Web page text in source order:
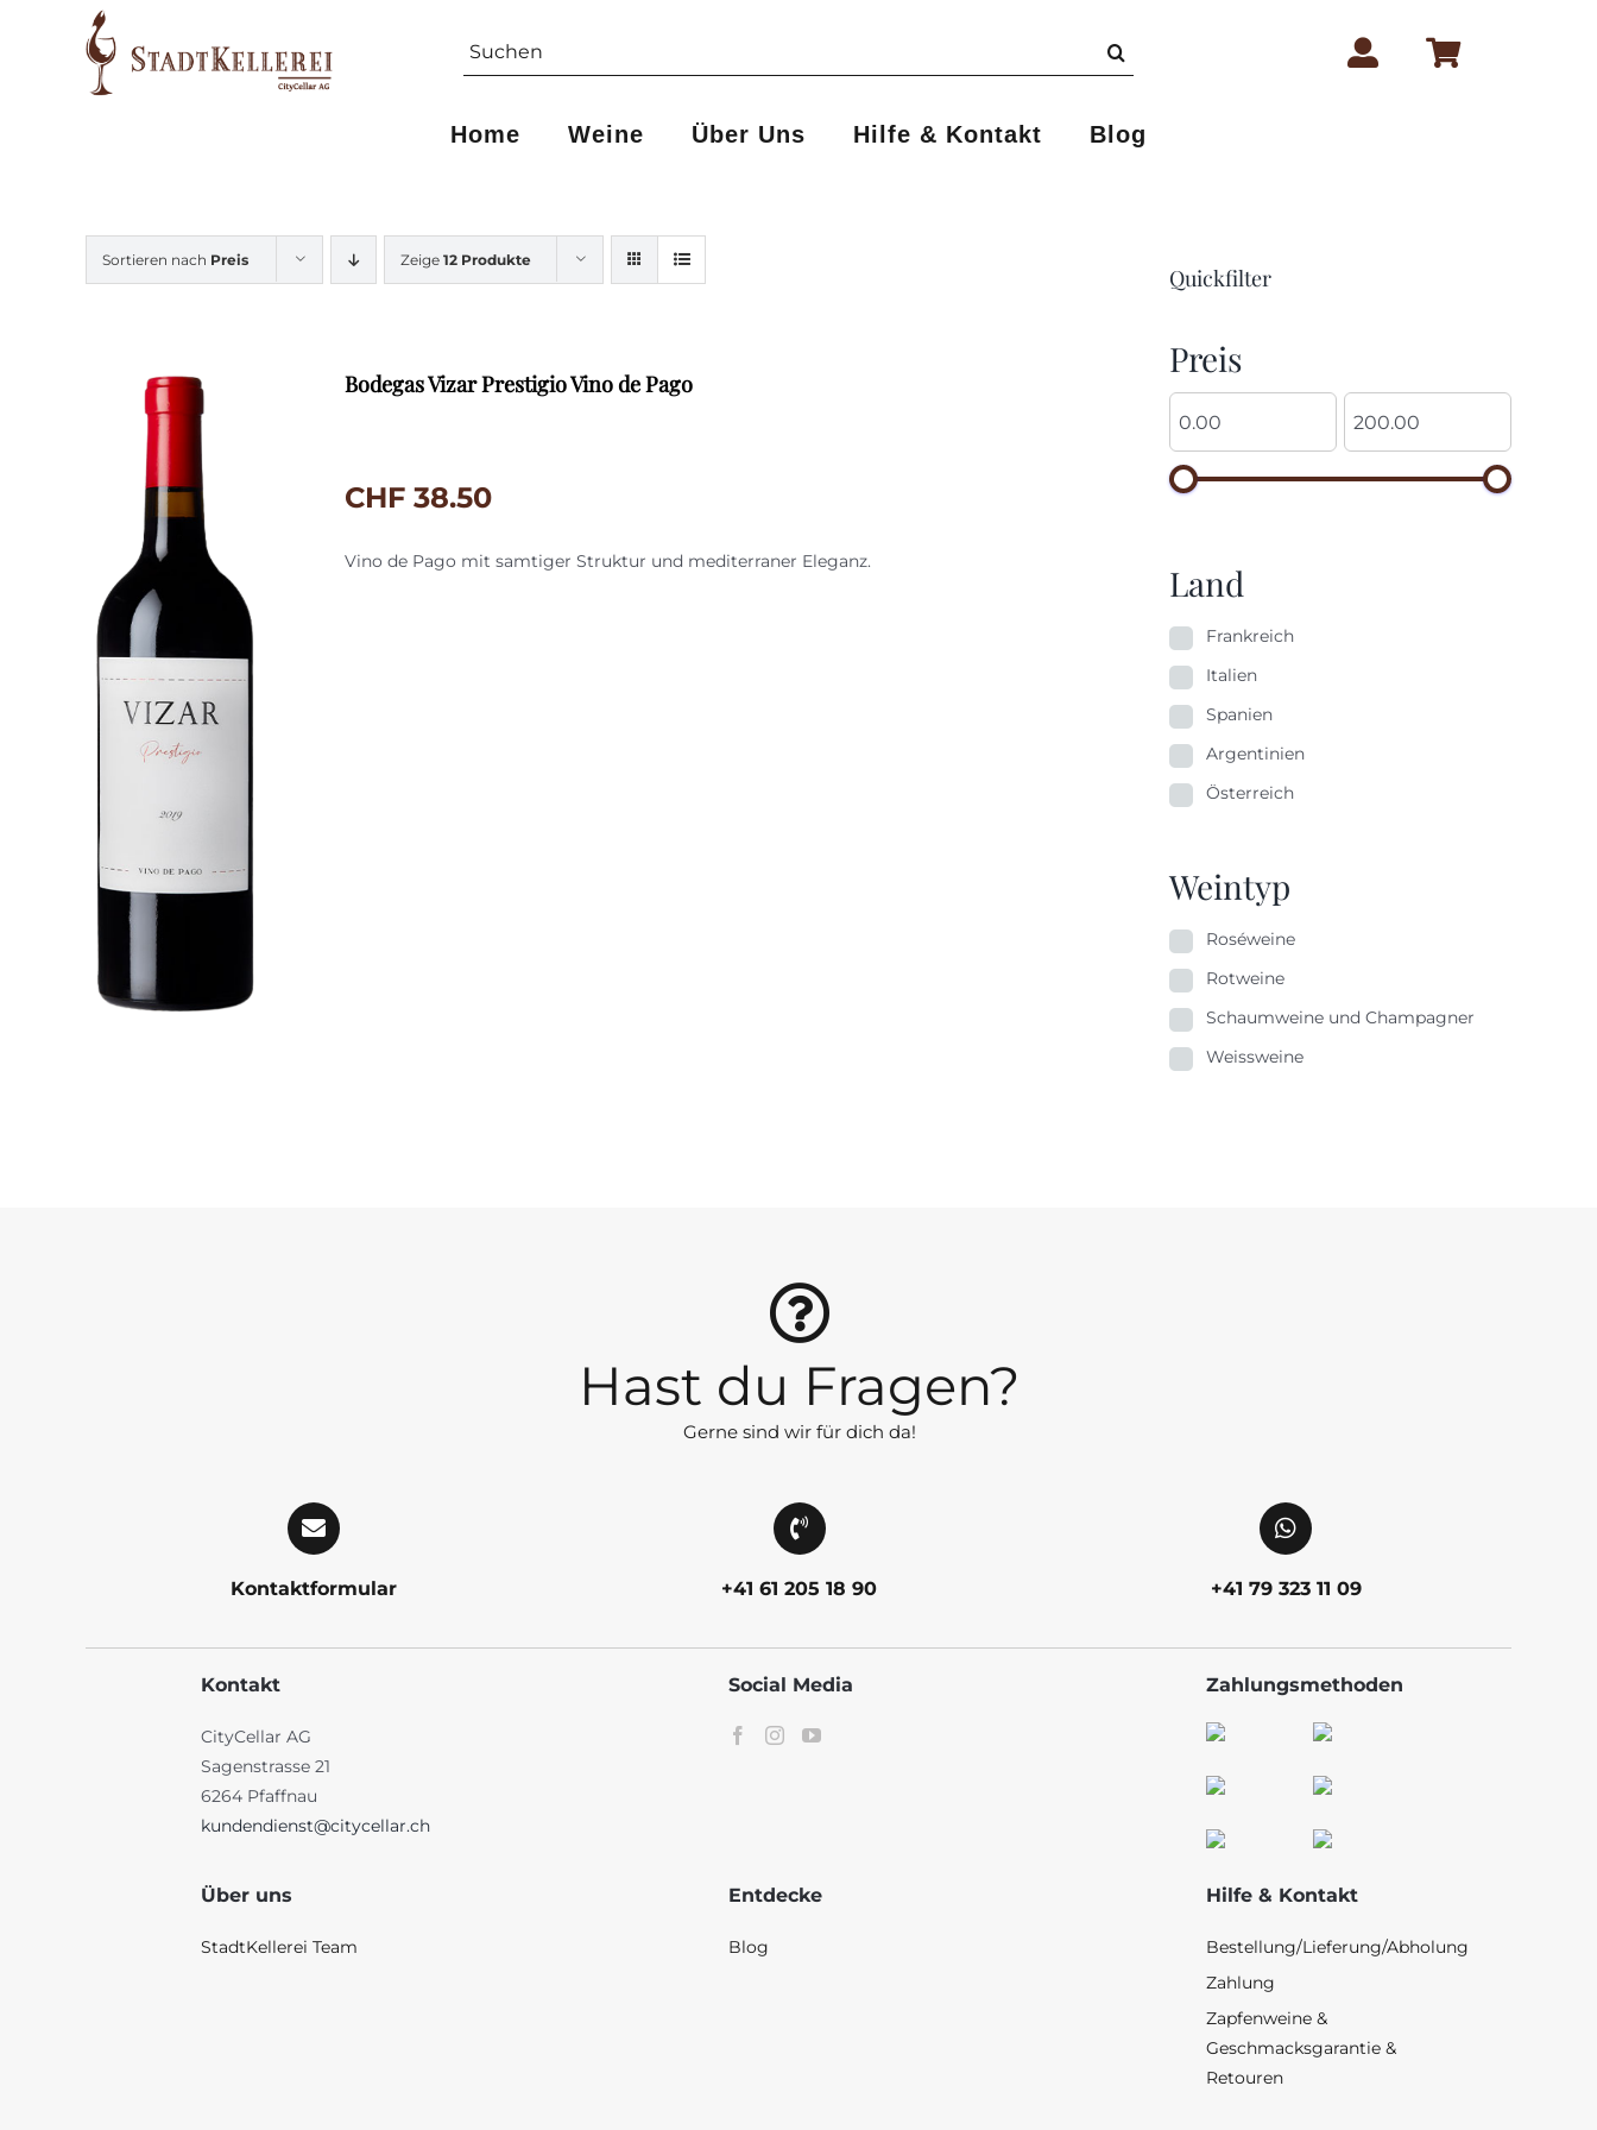
Suche
nach:
Home Weine Über Uns Hilfe & Kontakt Blog
Sortieren nach Preis Zeige 12 Produkte
Bodegas Vizar Prestigio Vino de Pago
CHF 38.50
Vino de Pago mit samtiger Struktur und mediterraner Eleganz.
Quickfilter
Preis
Land
Frankreich
Italien
Spanien
Argentinien
Österreich
Weintyp
Roséweine
Rotweine
Schaumweine und Champagner
Weissweine
Hast du Fragen?
Gerne sind wir für dich da!
Kontaktformular +41 61 205 18 90 +41 79 323 11 09
Kontakt
CityCellar AG
Sagenstrasse 21
6264 Pfaffnau
kundendienst@citycellar.ch
Social Media Zahlungsmethoden
Über uns
StadtKellerei Team
Entdecke
Blog
Hilfe & Kontakt
Bestellung/Lieferung/Abholung
Zahlung
Zapfenweine &
Geschmacksgarantie &
Retouren